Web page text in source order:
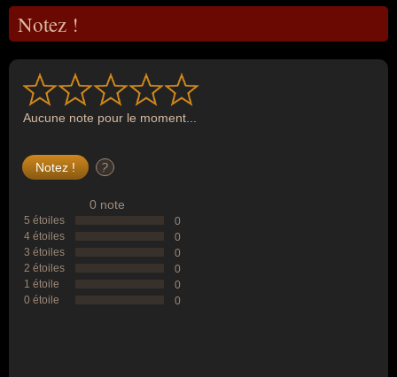
Notez !
Aucune note pour le moment...
?
0 note
5 étoiles
0
4 étoiles
0
3 étoiles
0
2 étoiles
0
1 étoile
0
0 étoile
0